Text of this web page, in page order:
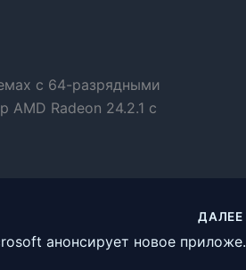
с 64-разрядными
AMD Radeon 24.2.1 с
ДАЛЕЕ
Microsoft